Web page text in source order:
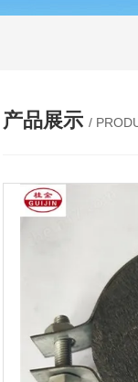
产品展示 /